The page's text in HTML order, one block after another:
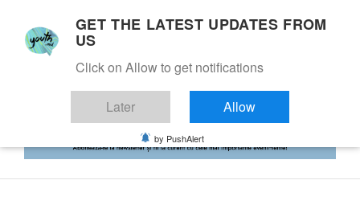
GET THE LATEST UPDATES FROM
US
Click on Allow to get notifications
Later Allow
by PushAlert